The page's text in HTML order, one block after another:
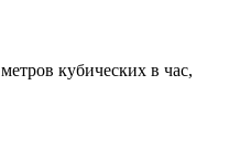
метров кубических в час,